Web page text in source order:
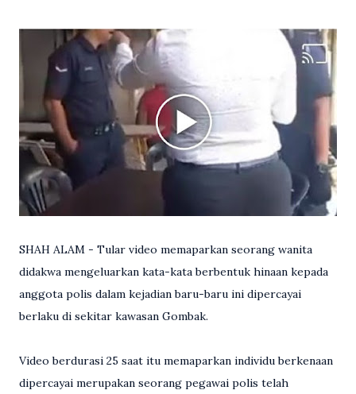
SHAH ALAM - Tular video memaparkan seorang wanita
didakwa mengeluarkan kata-kata berbentuk hinaan kepada
anggota polis dalam kejadian baru-baru ini dipercayai
berlaku di sekitar kawasan Gombak.
Video berdurasi 25 saat itu memaparkan individu berkenaan
dipercayai merupakan seorang pegawai polis telah